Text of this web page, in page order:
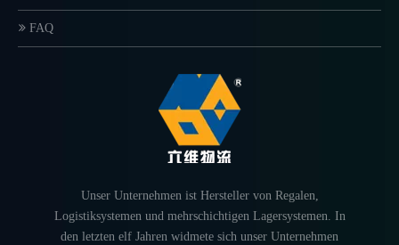
FAQ
Unser Unternehmen ist Hersteller von Regalen,
Logistiksystemen und mehrschichtigen Lagersystemen. In
den letzten elf Jahren widmete sich unser Unternehmen